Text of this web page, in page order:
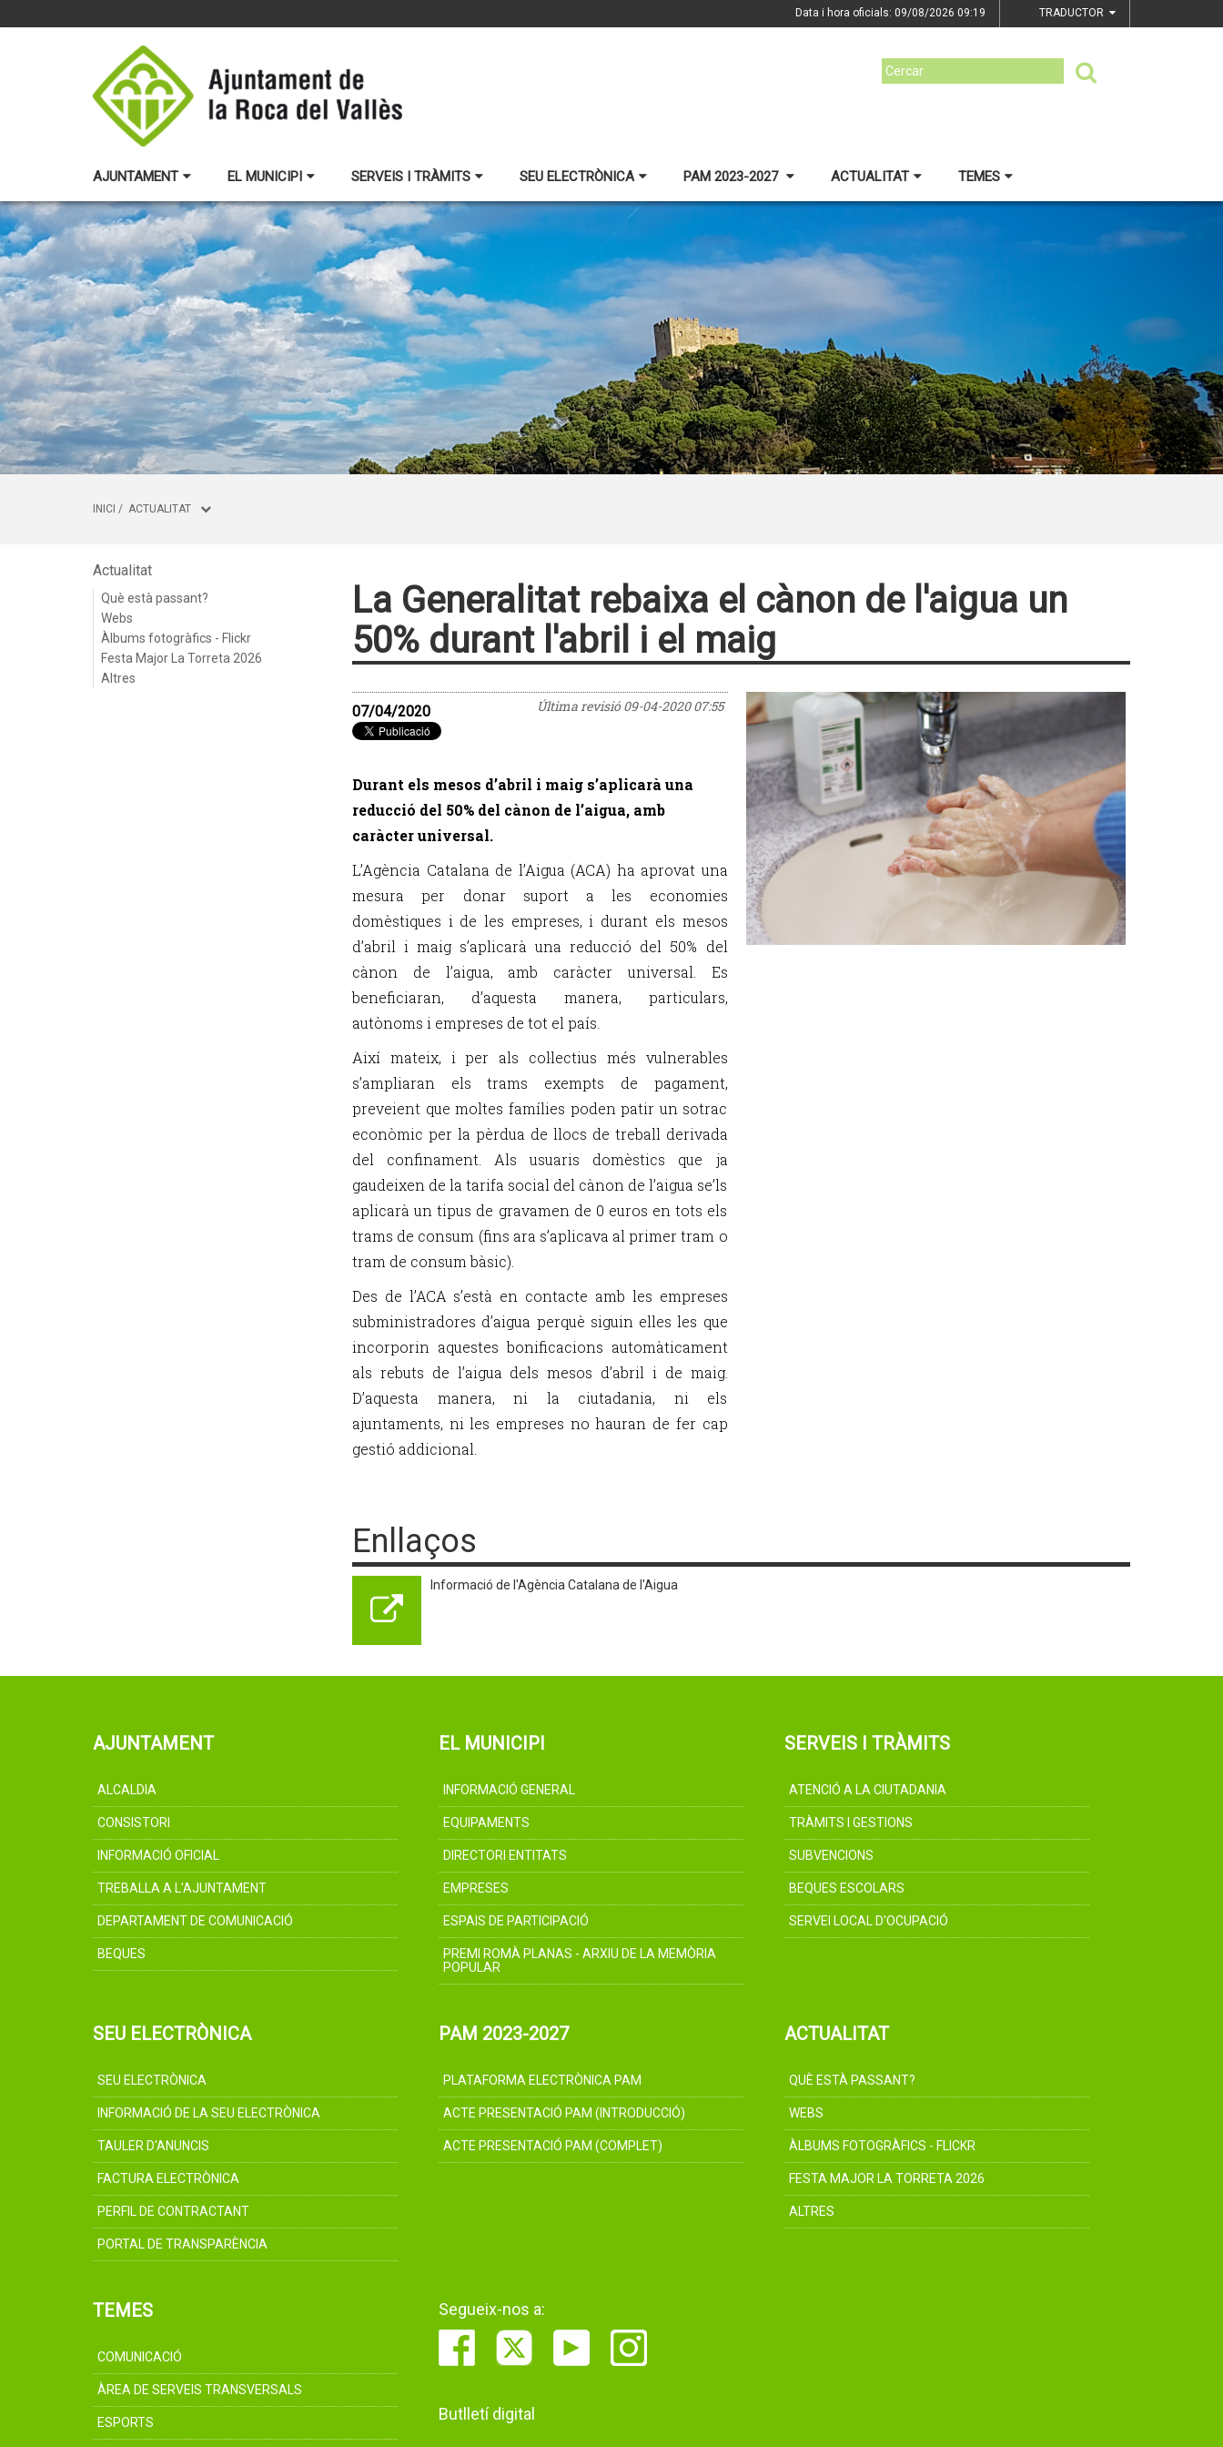
Data i hora oficials: 09/08/2026 09:19 TRADUCTOR
AJUNTAMENT EL MUNICIPI SERVEIS I TRÀMITS SEU ELECTRÒNICA PAM 2023-2027 ACTUALITAT TEMES
INICI / ACTUALITAT
Actualitat
Què està passant?
Webs
Àlbums fotogràfics - Flickr
Festa Major La Torreta 2026
Altres
La Generalitat rebaixa el cànon de l'aigua un
50% durant l'abril i el maig
Última revisió09-04-2020 07:55
07/04/2020
Durant els mesos d’abril i maig s’aplicarà una
reducció del 50% del cànon de l’aigua, amb
caràcter universal.
L’Agència Catalana de l’Aigua (ACA) ha aprovat una
mesura per donar suport a les economies
domèstiques i de les empreses, i durant els mesos
d’abril i maig s’aplicarà una reducció del 50% del
cànon de l’aigua, amb caràcter universal. Es
beneficiaran, d’aquesta manera, particulars,
autònoms i empreses de tot el país.
Així mateix, i per als col·lectius més vulnerables
s’ampliaran els trams exempts de pagament,
preveient que moltes famílies poden patir un sotrac
econòmic per la pèrdua de llocs de treball derivada
del confinament. Als usuaris domèstics que ja
gaudeixen de la tarifa social del cànon de l’aigua se’ls
aplicarà un tipus de gravamen de 0 euros en tots els
trams de consum (fins ara s’aplicava al primer tram o
tram de consum bàsic).
Des de l’ACA s’està en contacte amb les empreses
subministradores d’aigua perquè siguin elles les que
incorporin aquestes bonificacions automàticament
als rebuts de l’aigua dels mesos d’abril i de maig.
D’aquesta manera, ni la ciutadania, ni els
ajuntaments, ni les empreses no hauran de fer cap
gestió addicional.
Enllaços
Informació de l'Agència Catalana de l'Aigua
AJUNTAMENT
ALCALDIA
CONSISTORI
INFORMACIÓ OFICIAL
TREBALLA A L'AJUNTAMENT
DEPARTAMENT DE COMUNICACIÓ
BEQUES
EL MUNICIPI
INFORMACIÓ GENERAL
EQUIPAMENTS
DIRECTORI ENTITATS
EMPRESES
ESPAIS DE PARTICIPACIÓ
PREMI ROMÀ PLANAS - ARXIU DE LA MEMÒRIA
POPULAR
SERVEIS I TRÀMITS
ATENCIÓ A LA CIUTADANIA
TRÀMITS I GESTIONS
SUBVENCIONS
BEQUES ESCOLARS
SERVEI LOCAL D'OCUPACIÓ
SEU ELECTRÒNICA
SEU ELECTRÒNICA
INFORMACIÓ DE LA SEU ELECTRÒNICA
TAULER D'ANUNCIS
FACTURA ELECTRÒNICA
PERFIL DE CONTRACTANT
PORTAL DE TRANSPARÈNCIA
PAM 2023-2027
PLATAFORMA ELECTRÒNICA PAM
ACTE PRESENTACIÓ PAM (INTRODUCCIÓ)
ACTE PRESENTACIÓ PAM (COMPLET)
ACTUALITAT
QUÈ ESTÀ PASSANT?
WEBS
ÀLBUMS FOTOGRÀFICS - FLICKR
FESTA MAJOR LA TORRETA 2026
ALTRES
TEMES
COMUNICACIÓ
ÀREA DE SERVEIS TRANSVERSALS
ESPORTS
Segueix-nos a:
Butlletí digital